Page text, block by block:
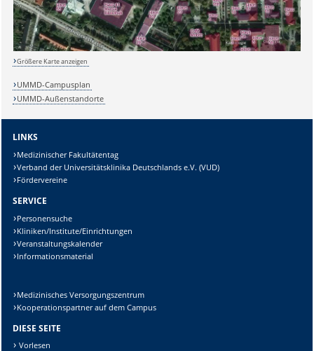
Lösung:
Größere Karte anzeigen
UMMD-Campusplan
UMMD-Außenstandorte
LINKS
Medizinischer Fakultätentag
Verband der Universitätsklinika Deutschlands e.V. (VUD)
Fördervereine
SERVICE
Personensuche
Kliniken/Institute/Einrichtungen
Veranstaltungskalender
Informationsmaterial
Medizinisches Versorgungszentrum
Kooperationspartner auf dem Campus
DIESE SEITE
Vorlesen